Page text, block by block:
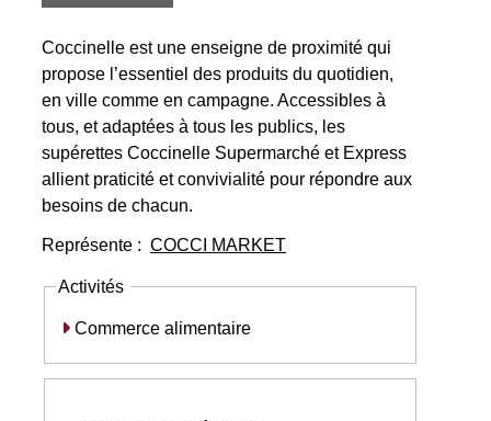
Coccinelle est une enseigne de proximité qui
propose l’essentiel des produits du quotidien,
en ville comme en campagne. Accessibles à
tous, et adaptées à tous les publics, les
supérettes Coccinelle Supermarché et Express
allient praticité et convivialité pour répondre aux
besoins de chacun.
Représente : COCCI MARKET
Activités
Commerce alimentaire